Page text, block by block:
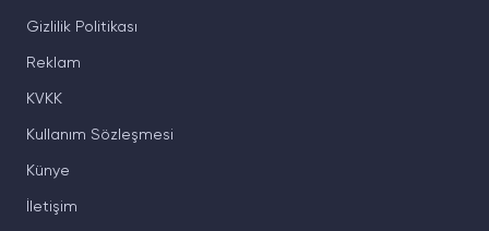
Gizlilik Politikası
Reklam
KVKK
Kullanım Sözleşmesi
Künye
İletişim